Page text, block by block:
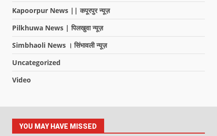
Kapoorpur News || कपूरपुर न्यूज़
Pilkhuwa News | पिलखुवा न्यूज़
Simbhaoli News । सिंभावली न्यूज़
Uncategorized
Video
YOU MAY HAVE MISSED